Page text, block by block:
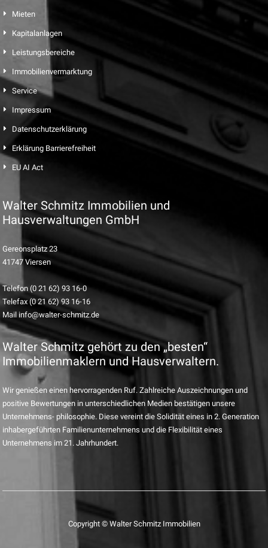
Mieten
Kapitalanlagen
Leistungsbereiche
Immobilienvermarktung
Service
Impressum
Datenschutzerklärung
Erklärung Barrierefreiheit
EU AI Act
Walter Schmitz Immobilien und
Hausverwaltungen GmbH
Gereonsplatz 23
41747 Viersen
Telefon (0 21 62) 93 16-0
Telefax (0 21 62) 93 16-16
Mail info@walter-schmitz.de
Walter Schmitz gehört zu den „besten“
Immobilienmaklern und Hausverwaltern.
Wir genießen einen hervorragenden Ruf. Zahlreiche Auszeichnungen und
positive Bewertungen in unterschiedlichen Medien bestätigen unsere
Unternehmens- philosophie. Diese vereint die Solidität eines in 2. Generation
inhabergeführten Familienunternehmens und die Flexibilität eines
Unternehmens im 21. Jahrhundert.
Copyright © Walter Schmitz Immobilien